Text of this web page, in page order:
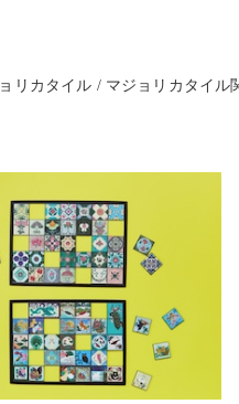
リカタイル マジョリカタイル